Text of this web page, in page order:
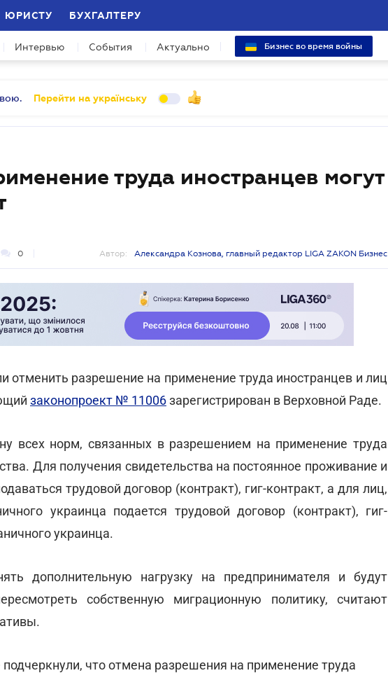
ЮРИСТУ БУХГАЛТЕРУ
Интервью События Актуально Бизнес во время войны
Перейти на українську
труда иностранцев могут
0 Автор: Александра Кознова, главный редактор LIGA ZAKON Бизнес
разрешение на применение труда иностранцев и лиц
законопроект № 11006зарегистрирован в Верховной Раде.
всех норм, связанных в разрешением на применение труда
Для получения свидетельства на постоянное проживание и
трудовой договор (контракт), гиг-контракт, а для лиц,
украинца подается трудовой договор (контракт), гиг-
украинца.
дополнительную нагрузку на предпринимателя и будут
собственную миграционную политику, считают
что отмена разрешения на применение труда